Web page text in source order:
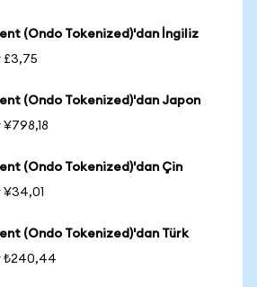
(Ondo Tokenized)'dan İngiliz
£3,75
(Ondo Tokenized)'dan Japon
¥798,18
(Ondo Tokenized)'dan Çin
¥34,01
(Ondo Tokenized)'dan Türk
₺240,44